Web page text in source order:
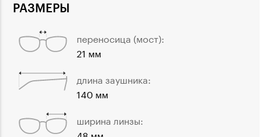
РАЗМЕРЫ
переносица (мост):
21 мм
длина заушника:
140 мм
ширина линзы: